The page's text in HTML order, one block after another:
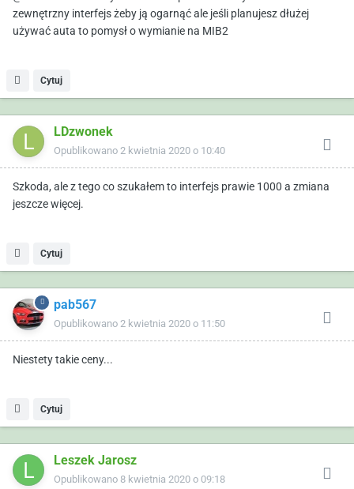
zewnętrzny interfejs żeby ją ogarnąć ale jeśli planujesz dłużej
używać auta to pomysł o wymianie na MIB2
Cytuj
LDzwonek
Opublikowano 2 kwietnia 2020 o 10:40
Szkoda, ale z tego co szukałem to interfejs prawie 1000 a zmiana
jeszcze więcej.
Cytuj
pab567
Opublikowano 2 kwietnia 2020 o 11:50
Niestety takie ceny...
Cytuj
Leszek Jarosz
Opublikowano 8 kwietnia 2020 o 09:18